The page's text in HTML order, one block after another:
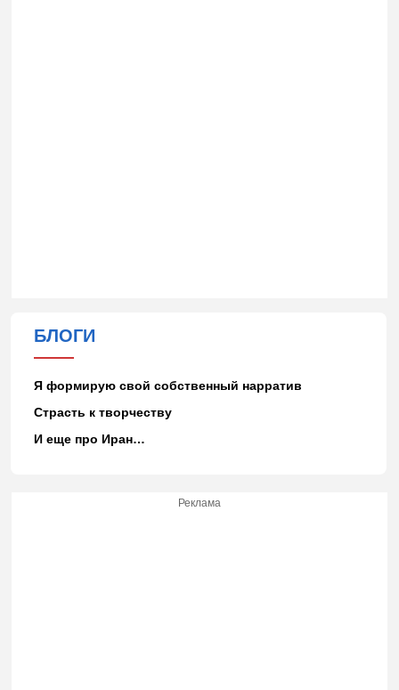
БЛОГИ
Я формирую свой собственный нарратив
Страсть к творчеству
И еще про Иран…
Реклама